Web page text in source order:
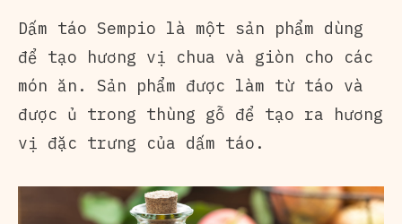
Dấm táo Sempio là một sản phẩm dùng
để tạo hương vị chua và giòn cho các
món ăn. Sản phẩm được làm từ táo và
được ủ trong thùng gỗ để tạo ra hương
vị đặc trưng của dấm táo.